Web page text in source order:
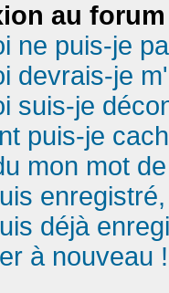
au forum
ne puis-je
devrais-je
suis-je
puis-je
mon mot
déjà
à nouveau !